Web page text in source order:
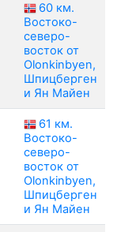
60 км.
Востоко-
северо-
восток от
Olonkinbyen,
Шпицберген
и Ян Майен
61 км.
Востоко-
северо-
восток от
Olonkinbyen,
Шпицберген
и Ян Майен